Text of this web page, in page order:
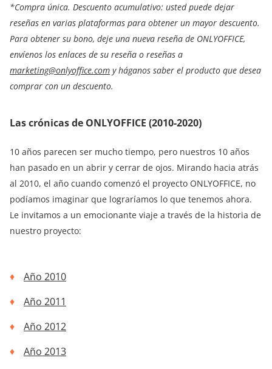
*Compra única. Descuento acumulativo: usted puede dejar
reseñas en varias plataformas para obtener un mayor descuento.
Para obtener su bono, deje una nueva reseña de ONLYOFFICE,
envíenos los enlaces de su reseña o reseñas a
marketing@onlyoffice.com y háganos saber el producto que desea
comprar con un descuento.
Las crónicas de ONLYOFFICE (2010-2020)
10 años parecen ser mucho tiempo, pero nuestros 10 años
han pasado en un abrir y cerrar de ojos. Mirando hacia atrás
al 2010, el año cuando comenzó el proyecto ONLYOFFICE, no
podíamos imaginar que lograríamos lo que tenemos ahora.
Le invitamos a un emocionante viaje a través de la historia de
nuestro proyecto:
Año 2010
Año 2011
Año 2012
Año 2013